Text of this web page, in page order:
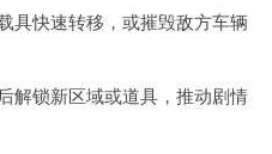
具快速转移，或摧毁敌方车辆
解锁新区域或道具，推动剧情